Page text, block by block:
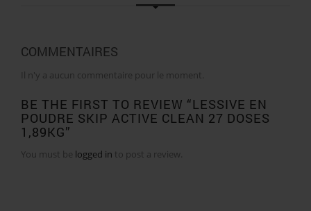
COMMENTAIRES
Il n'y a aucun commentaire pour le moment.
BE THE FIRST TO REVIEW “LESSIVE EN
POUDRE SKIP ACTIVE CLEAN 27 DOSES
1,89KG”
You must be logged in to post a review.